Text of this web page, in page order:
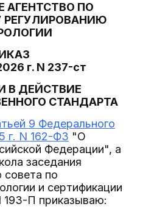
АГЕНТСТВО ПО
РЕГУЛИРОВАНИЮ
г. N 237-ст
В ДЕЙСТВИЕ
СТАНДАРТА
9 Федерального
г. N 162-ФЗ "О
Федерации", а
заседания
совета по
и сертификации
193-П приказываю: